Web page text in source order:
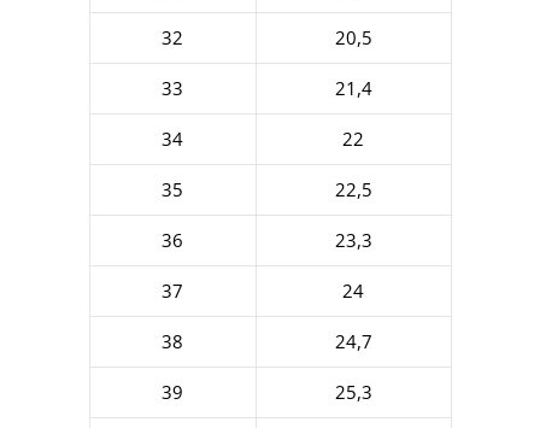
32 20,5
33 21,4
34 22
35 22,5
36 23,3
37 24
38 24,7
39 25,3